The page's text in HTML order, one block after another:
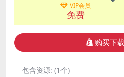
VIP会员
免费
购买下
包含资源: (1个)